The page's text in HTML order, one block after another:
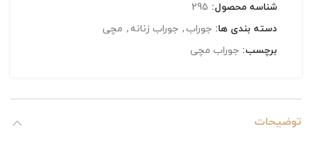
شناسه محصول: 295
دسته بندی ها: جوراب , جوراب زنانه , مچی
برچسب: جوراب مچی
توضیحات